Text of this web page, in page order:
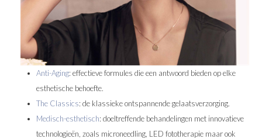
Anti-Aging: effectieve formules die een antwoord bieden op elke
esthetische behoefte.
The Classics: de klassieke ontspannende gelaatsverzorging.
Medisch-esthetisch: doeltreffende behandelingen met innovatieve
technologieën, zoals microneedling, LED fototherapie maar ook